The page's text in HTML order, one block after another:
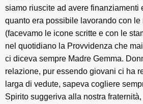
siamo riuscite ad avere finanziamenti
quanto era possibile lavorando con le
(facevamo le icone scritte e con le
nel quotidiano la Provvidenza che
ci diceva sempre Madre Gemma.
relazione, pur essendo giovani ci ha
larga di vedute, sapeva cogliere
Spirito suggeriva alla nostra